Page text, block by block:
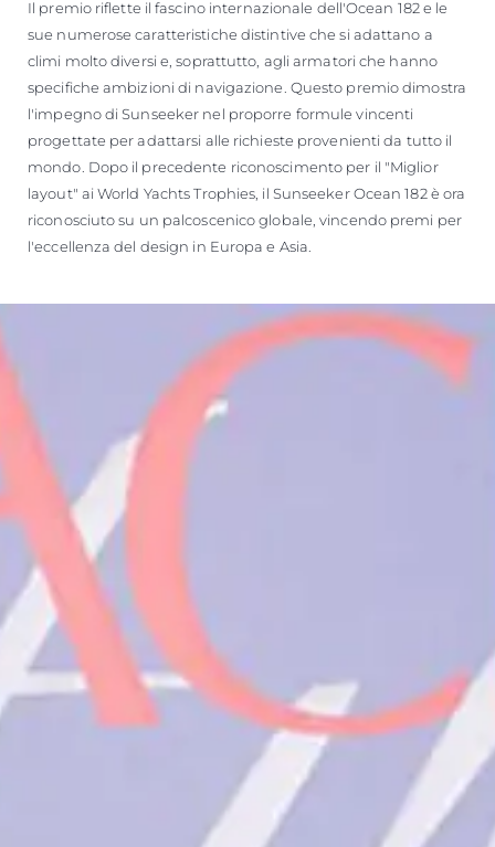
Il premio riflette il fascino internazionale dell'Ocean 182 e le
sue numerose caratteristiche distintive che si adattano a
climi molto diversi e, soprattutto, agli armatori che hanno
specifiche ambizioni di navigazione. Questo premio dimostra
l'impegno di Sunseeker nel proporre formule vincenti
progettate per adattarsi alle richieste provenienti da tutto il
mondo. Dopo il precedente riconoscimento per il "Miglior
layout" ai World Yachts Trophies, il Sunseeker Ocean 182 è ora
riconosciuto su un palcoscenico globale, vincendo premi per
l'eccellenza del design in Europa e Asia.